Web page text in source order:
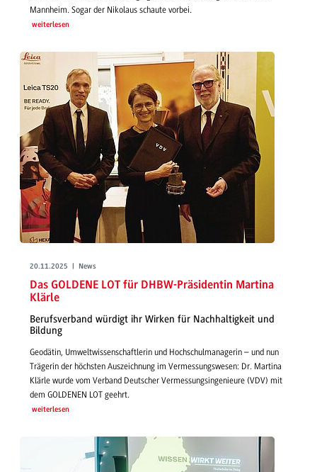
Mannheim. Sogar der Nikolaus schaute vorbei.
weiterlesen
20.11.2025 | News
Das GOLDENE LOT für DHBW-Präsidentin Martina
Klärle
Berufsverband würdigt ihr Wirken für Nachhaltigkeit und
Bildung
Geodätin, Umweltwissenschaftlerin und Hochschulmanagerin – und nun
Trägerin der höchsten Auszeichnung im Vermessungswesen: Dr. Martina
Klärle wurde vom Verband Deutscher Vermessungsingenieure (VDV) mit
dem GOLDENEN LOT geehrt.
weiterlesen